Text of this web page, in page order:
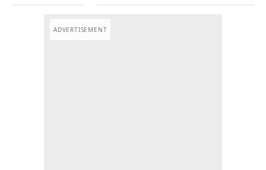
ADVERTISEMENT